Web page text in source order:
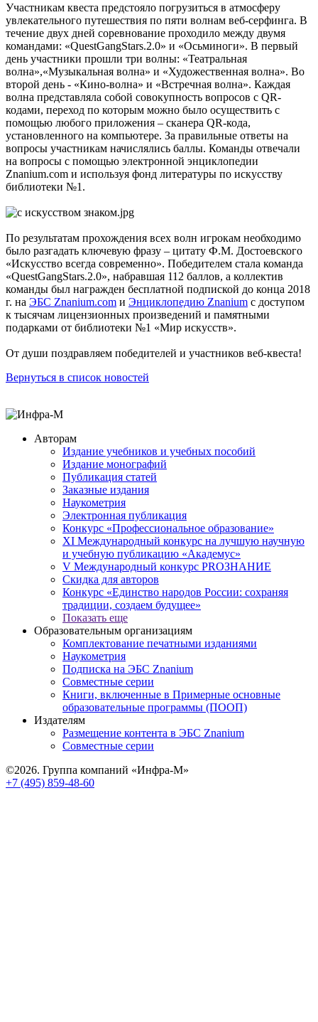
Участникам квеста предстояло погрузиться в атмосферу
увлекательного путешествия по пяти волнам веб-серфинга. В
течение двух дней соревнование проходило между двумя
командами: «QuestGangStars.2.0» и «Осьминоги». В первый
день участники прошли три волны: «Театральная
волна»,«Музыкальная волна» и «Художественная волна». Во
второй день - «Кино-волна» и «Встречная волна». Каждая
волна представляла собой совокупность вопросов с QR-
кодами, переход по которым можно было осуществить с
помощью любого приложения – сканера QR-кода,
установленного на компьютере. За правильные ответы на
вопросы участникам начислялись баллы. Команды отвечали
на вопросы с помощью электронной энциклопедии
Znanium.com и используя фонд литературы по искусству
библиотеки №1.
По результатам прохождения всех волн игрокам необходимо
было разгадать ключевую фразу – цитату Ф.М. Достоевского
«Искусство всегда современно». Победителем стала команда
«QuestGangStars.2.0», набравшая 112 баллов, а коллектив
команды был награжден бесплатной подпиской до конца 2018
г. на ЭБС Znanium.com и Энциклопедию Znanium с доступом
к тысячам лицензионных произведений и памятными
подарками от библиотеки №1 «Мир искусств».
От души поздравляем победителей и участников веб-квеста!
Вернуться в список новостей
Авторам
Издание учебников и учебных пособий
Издание монографий
Публикация статей
Заказные издания
Наукометрия
Электронная публикация
Конкурс «Профессиональное образование»
XI Международный конкурс на лучшую научную
и учебную публикацию «Академус»
V Международный конкурс PROЗНАНИЕ
Скидка для авторов
Конкурс «Единство народов России: сохраняя
традиции, создаем будущее»
Показать еще
Образовательным организациям
Комплектование печатными изданиями
Наукометрия
Подписка на ЭБС Znanium
Совместные серии
Книги, включенные в Примерные основные
образовательные программы (ПООП)
Издателям
Размещение контента в ЭБС Znanium
Совместные серии
©2026. Группа компаний «Инфра-М»
+7 (495) 859-48-60